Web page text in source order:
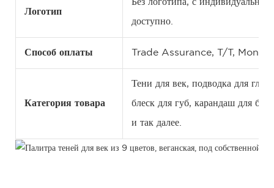
Логотип
Без логотипа, с
доступно.
Способ оплаты Trade Assurance, T/T,
Категория товара
Тени для век, подводка для
блеск для губ, карандаш для
и так далее.